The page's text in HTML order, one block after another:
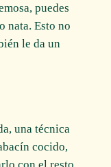
puedes
o nata. Esto no
le da un
una técnica
cocido,
con el resto.